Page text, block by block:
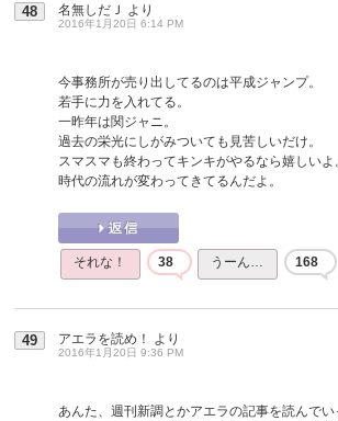
48 名無しだＪ より
2016年1月20日 6:14 PM
今事務所が売り出してるのは平成ジャンプ。
若手に力を入れてる。
一昨年は関ジャニ。
過去の栄光にしがみついても見苦しいだけ。
スマスマも終わってキンキがやるなら嬉しいよ
時代の流れが変わってきてるんだよ。
それな！ 38 うーん… 168
49 アエラを読め！ より
2016年1月20日 9:36 PM
あんた、週刊新調とかアエラの記事を読んで